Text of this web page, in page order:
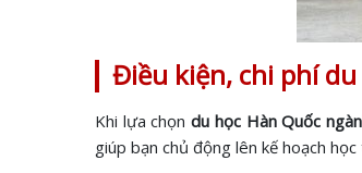
Điều kiện, chi phí
Khi lựa chọndu học Hàn Quốc
giúp bạn chủ động lên kế hoạch